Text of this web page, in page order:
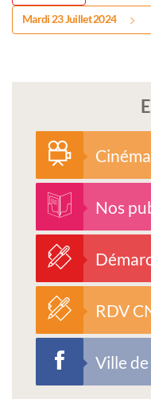
Mardi 23 Juillet 2024
Cinéma
Nos
RDV
Ville